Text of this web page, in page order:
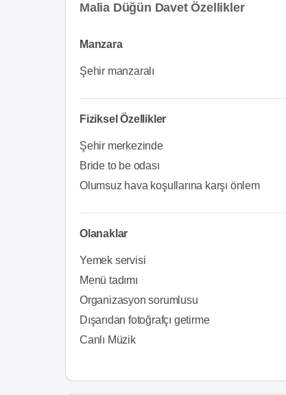
Malia Düğün Davet Özellikler
Manzara
Şehir manzaralı
Fiziksel Özellikler
Şehir merkezinde
Bride to be odası
Olumsuz hava koşullarına karşı önlem
Olanaklar
Yemek servisi
Menü tadımı
Organizasyon sorumlusu
Dışarıdan fotoğrafçı getirme
Canlı Müzik